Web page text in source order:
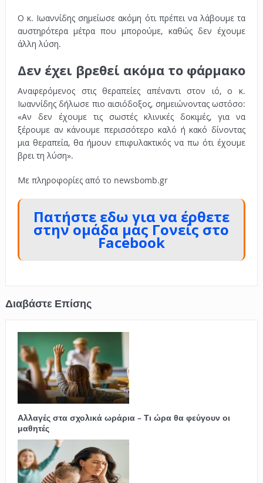
Ο κ. Ιωαννίδης σημείωσε ακόμη ότι πρέπει να λάβουμε τα
αυστηρότερα μέτρα που μπορούμε, καθώς δεν έχουμε
άλλη λύση.
Δεν έχει βρεθεί ακόμα το φάρμακο
Αναφερόμενος στις θεραπείες απέναντι στον ιό, ο κ.
Ιωαννίδης δήλωσε πιο αισιόδοξος, σημειώνοντας ωστόσο:
«Αν δεν έχουμε τις σωστές κλινικές δοκιμές, για να
ξέρουμε αν κάνουμε περισσότερο καλό ή κακό δίνοντας
μια θεραπεία, θα ήμουν επιφυλακτικός να πω ότι έχουμε
βρει τη λύση».
Με πληροφορίες από το newsbomb.gr
Πατήστε εδω για να έρθετε
στην ομάδα μας Γονείς στο
Facebook
Αλλαγές στα σχολικά ωράρια – Τι ώρα θα φεύγουν οι
μαθητές